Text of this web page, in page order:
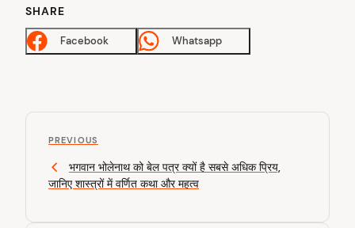
SHARE
Facebook Whatsapp
P
P
v
o
PREVIOUS
भगवान भोलेनाथ को बेल पत्र क्यों है सबसे अधिक प्रिय,
जानिए शास्त्रों में वर्णित कथा और महत्व